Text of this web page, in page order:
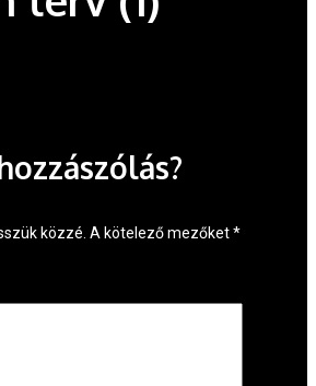
közzé. A kötelező mezőket*